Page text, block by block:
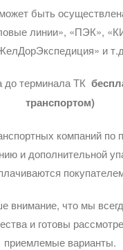
быть
линии», «ПЭК»,
и
до терминала ТК
транспортом)
компаний по
и дополнительной
что мы
и готовы
приемлемые варианты.